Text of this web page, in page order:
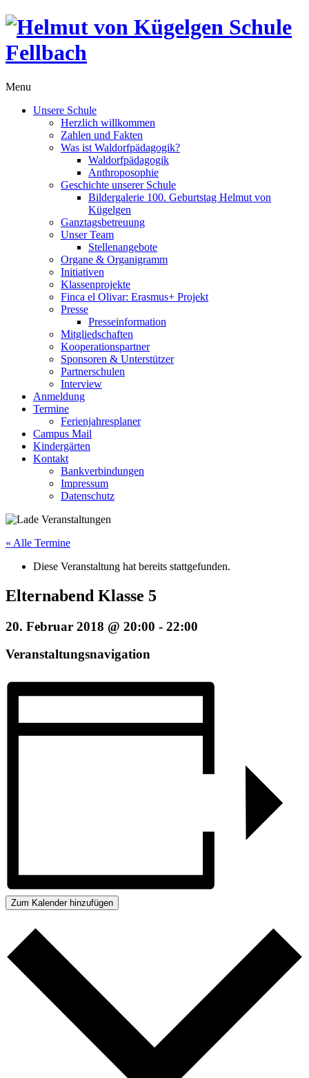
Menu
Unsere Schule
Herzlich willkommen
Zahlen und Fakten
Was ist Waldorfpädagogik?
Waldorfpädagogik
Anthroposophie
Geschichte unserer Schule
Bildergalerie 100. Geburtstag Helmut von
Kügelgen
Ganztagsbetreuung
Unser Team
Stellenangebote
Organe & Organigramm
Initiativen
Klassenprojekte
Finca el Olivar: Erasmus+ Projekt
Presse
Presseinformation
Mitgliedschaften
Kooperationspartner
Sponsoren & Unterstützer
Partnerschulen
Interview
Anmeldung
Termine
Ferienjahresplaner
Campus Mail
Kindergärten
Kontakt
Bankverbindungen
Impressum
Datenschutz
« Alle Termine
Diese Veranstaltung hat bereits stattgefunden.
Elternabend Klasse 5
20. Februar 2018 @ 20:00 - 22:00
Veranstaltungsnavigation
Zum Kalender hinzufügen